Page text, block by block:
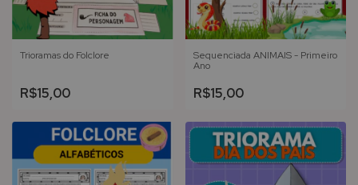
Trioramas do Folclore
R$15,00
Sequenciada ANIMAIS - Primeiro
Ano
R$15,00